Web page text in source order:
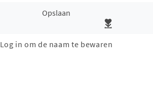
Opslaan
Log in om de naam te bewaren